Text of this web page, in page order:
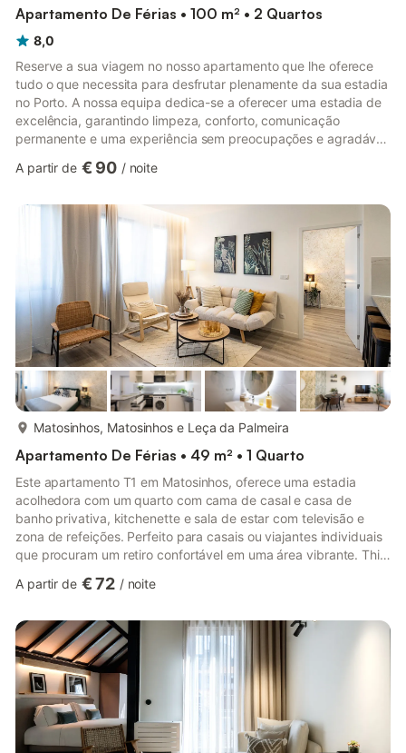
Apartamento De Férias • 100 m² • 2 Quartos
8,0
Reserve a sua viagem no nosso apartamento que lhe oferece
tudo o que necessita para desfrutar plenamente da sua estadia
no Porto. A nossa equipa dedica-se a oferecer uma estadia de
excelência, garantindo limpeza, conforto, comunicação
permanente e uma experiência sem preocupações e agradável
para escapadinhas de lazer como para viagens de trabalho A
como Património Mundial pela UNESCO, o Porto encanta com
as suas ruas de pedra, azulejos coloridos e edifícios históricos...
A partir de € 90 / noite
Matosinhos, Matosinhos e Leça da Palmeira
Apartamento De Férias • 49 m² • 1 Quarto
Este apartamento T1 em Matosinhos, oferece uma estadia
acolhedora com um quarto com cama de casal e casa de
banho privativa, kitchenette e sala de estar com televisão e
zona de refeições. Perfeito para casais ou viajantes individuais
que procuram um retiro confortável em uma área vibrante. This
accommodation suitable for couples or solo travelers. The
double bed, providing a restful retreat. The kitchenette is
equipped with essential amenities, allowing guests to prepare ...
A partir de € 72 / noite